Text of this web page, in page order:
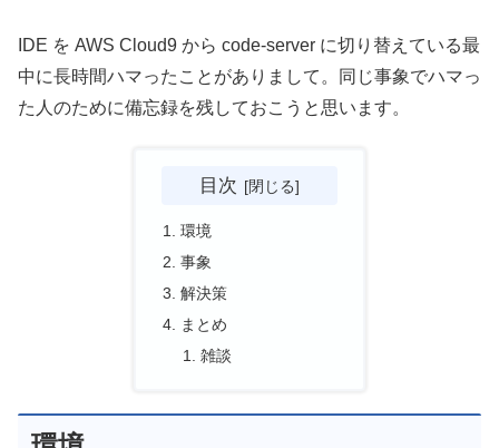
IDE を AWS Cloud9 から code-server に切り替えている最
中に長時間ハマったことがありまして。同じ事象でハマっ
た人のために備忘録を残しておこうと思います。
目次
環境
事象
解決策
まとめ
雑談